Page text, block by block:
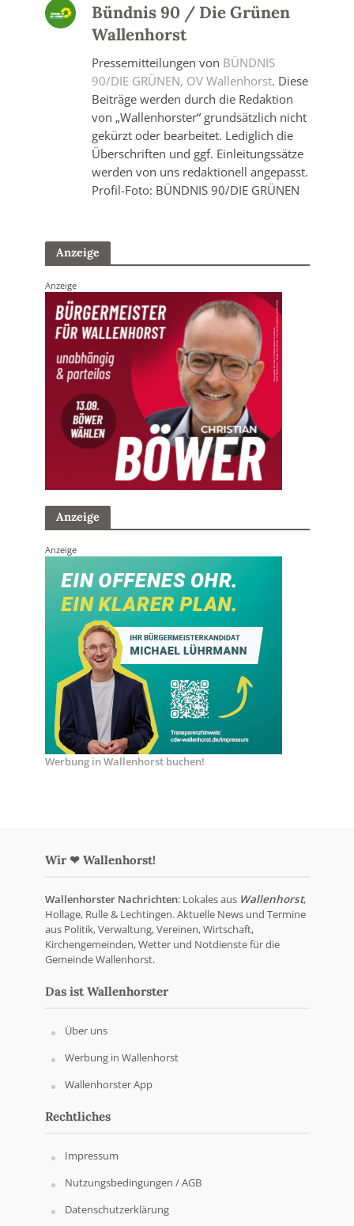
Bündnis 90 / Die Grünen
Wallenhorst
Pressemitteilungen von BÜNDNIS
90/DIE GRÜNEN, OV Wallenhorst. Diese
Beiträge werden durch die Redaktion
von „Wallenhorster“ grundsätzlich nicht
gekürzt oder bearbeitet. Lediglich die
Überschriften und ggf. Einleitungssätze
werden von uns redaktionell angepasst.
Profil-Foto: BÜNDNIS 90/DIE GRÜNEN
Anzeige
Anzeige
Anzeige
Anzeige
Werbung in Wallenhorst buchen!
Wir ❤ Wallenhorst!
Wallenhorster Nachrichten: Lokales aus Wallenhorst,
Hollage, Rulle & Lechtingen. Aktuelle News und Termine
aus Politik, Verwaltung, Vereinen, Wirtschaft,
Kirchengemeinden, Wetter und Notdienste für die
Gemeinde Wallenhorst.
Das ist Wallenhorster
Über uns
Werbung in Wallenhorst
Wallenhorster App
Rechtliches
Impressum
Nutzungsbedingungen / AGB
Datenschutzerklärung